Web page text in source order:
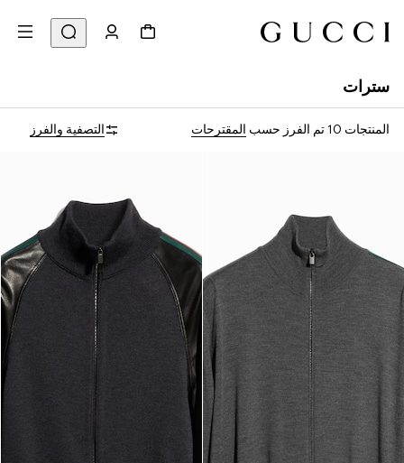
سترات
المنتجات 10 تم الفرز حسب المقترحات التصفية والفرز